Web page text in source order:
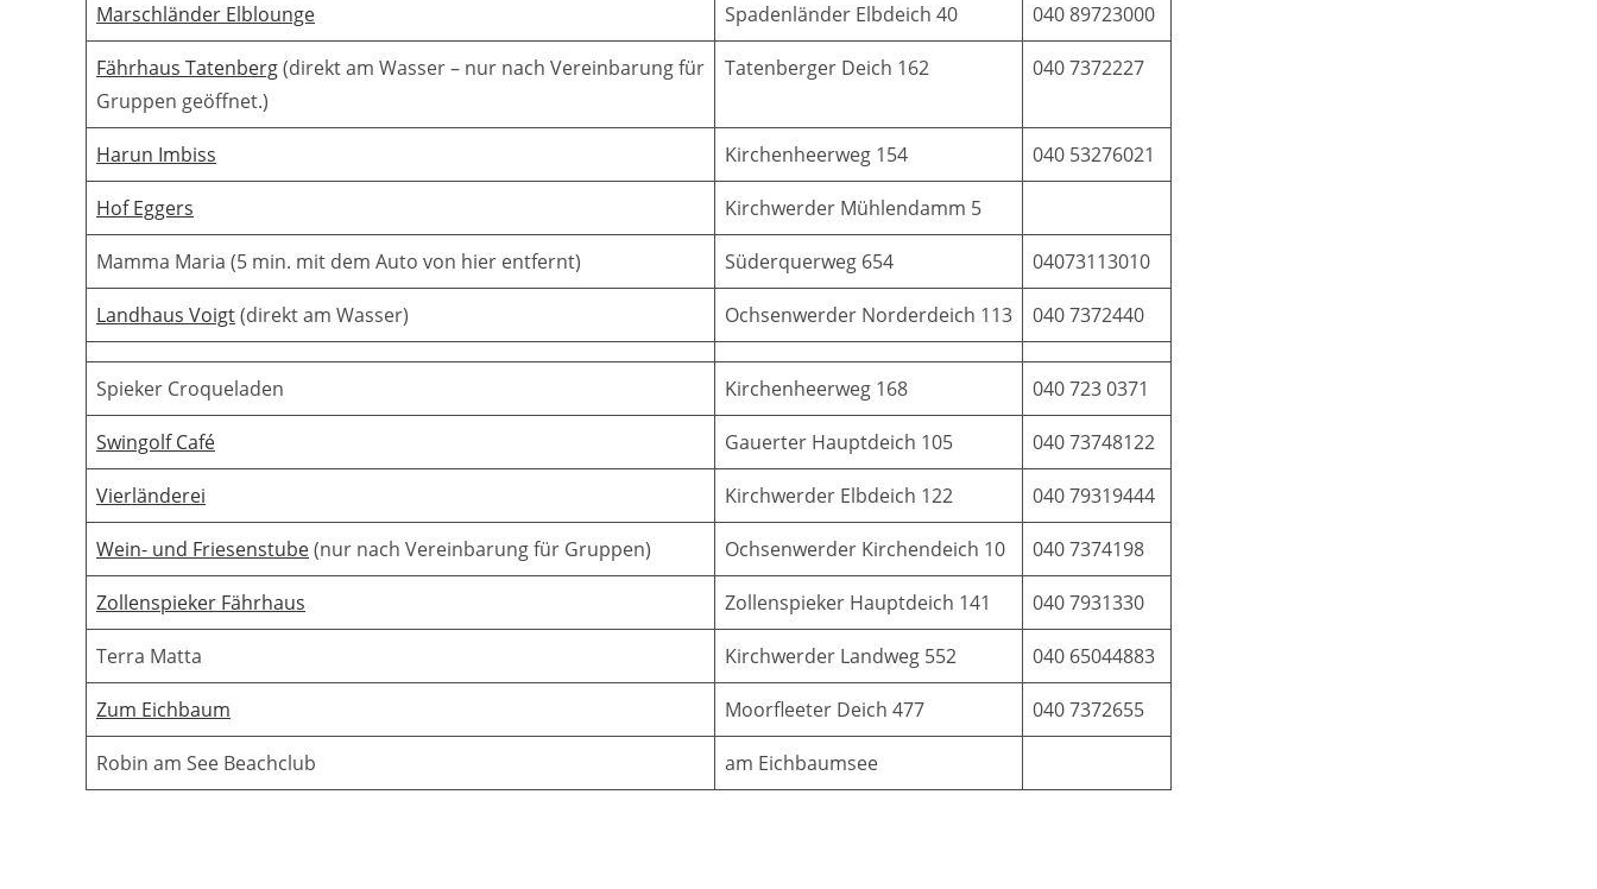
Marschländer Elblounge Spadenländer Elbdeich 40 040 89723000
Fährhaus Tatenberg(direkt am Wasser – nur nach Vereinbarung für
Gruppen geöffnet.)
Tatenberger Deich 162 040 7372227
Harun Imbiss Kirchenheerweg 154 040 53276021
Hof Eggers Kirchwerder Mühlendamm 5
Mamma Maria (5 min. mit dem Auto von hier entfernt) Süderquerweg 654 04073113010
Landhaus Voigt(direkt am Wasser) Ochsenwerder Norderdeich 113 040 7372440
Spieker Croqueladen Kirchenheerweg 168 040 723 0371
Swingolf Café Gauerter Hauptdeich 105 040 73748122
Vierländerei Kirchwerder Elbdeich 122 040 79319444
Wein- und Friesenstube(nur nach Vereinbarung für Gruppen) Ochsenwerder Kirchendeich 10 040 7374198
Zollenspieker Fährhaus Zollenspieker Hauptdeich 141 040 7931330
Terra Matta Kirchwerder Landweg 552 040 65044883
Zum Eichbaum Moorfleeter Deich 477 040 7372655
Robin am See Beachclub am Eichbaumsee